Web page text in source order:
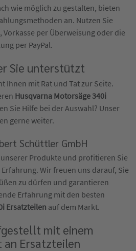
wie möglich zu gestalten, bieten
an. Nutzen Sie
per Überweisung oder die
per PayPal.
Sie unterstützt
Ihnen mit Rat und Tat zur Seite.
Husqvarna Motorsäge 340i
Sie Hilfe bei der Auswahl? Unser
gerne weiter.
Schüttler GmbH
Produkte und profitieren Sie
Wir freuen uns darauf, Sie
zu dürfen und garantieren
Erfahrung mit den besten
Ersatzteilen auf dem Markt.
mit einem
Ersatzteilen